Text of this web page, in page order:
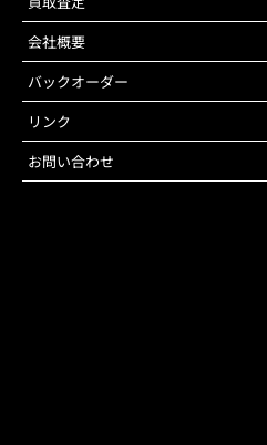
会社概要
バックオーダー
リンク
お問い合わせ